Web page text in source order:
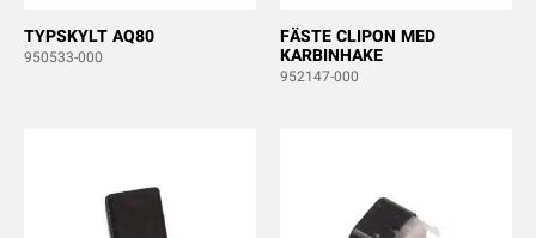
TYPSKYLT AQ80
950533-000
FÄSTE CLIPON MED
KARBINHAKE
952147-000